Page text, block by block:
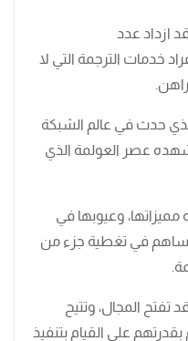
ازداد عدد
خدمات الترجمة التي لا
حدث في عالم الشبكة
شهده عصر العولمة الذي
مميزاتها، وعيوبها في
تساهم في تغطية جزء من
تفتح المجال، وتتيح
على القيام بتنفيذ